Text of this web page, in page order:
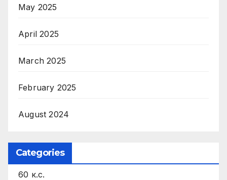
May 2025
April 2025
March 2025
February 2025
August 2024
Categories
60 к.с.